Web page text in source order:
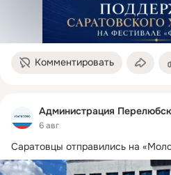
Комментировать
6 авг
Саратовцы отправились на